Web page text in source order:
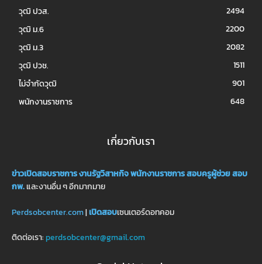
วุฒิ ปวส.
2494
วุฒิ ม.6
2200
วุฒิ ม.3
2082
วุฒิ ปวช.
1511
ไม่จำกัดวุฒิ
901
พนักงานราชการ
648
เกี่ยวกับเรา
ข่าวเปิดสอบราชการงานรัฐวิสาหกิจพนักงานราชการสอบครูผู้ช่วยสอบ
กพ.และงานอื่น ๆ อีกมากมาย
Perdsobcenter.com|เปิดสอบเซนเตอร์ดอทคอม
ติดต่อเรา: perdsobcenter@gmail.com